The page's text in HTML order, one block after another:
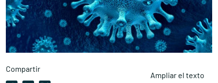
Compartir
Ampliar el texto